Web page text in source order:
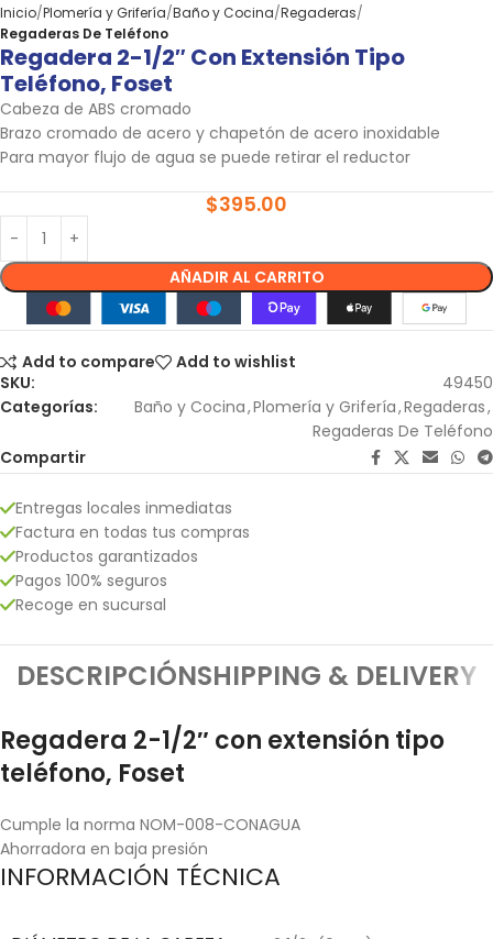
Inicio Plomería y Grifería Baño y Cocina Regaderas
Regaderas De Teléfono
Regadera 2-1/2″ Con Extensión Tipo
Teléfono, Foset
Cabeza de ABS cromado
Brazo cromado de acero y chapetón de acero inoxidable
Para mayor flujo de agua se puede retirar el reductor
$395.00
AÑADIR AL CARRITO
Add to compare
Add to wishlist
SKU:
49450
Categorías:
Baño y Cocina,Plomería y Grifería,Regaderas,
Regaderas De Teléfono
Compartir
Entregas locales inmediatas
Factura en todas tus compras
Productos garantizados
Pagos 100% seguros
Recoge en sucursal
DESCRIPCIÓNSHIPPING & DELIVERY
Regadera 2-1/2″ con extensión tipo
teléfono, Foset
Cumple la norma NOM-008-CONAGUA
Ahorradora en baja presión
INFORMACIÓN TÉCNICA